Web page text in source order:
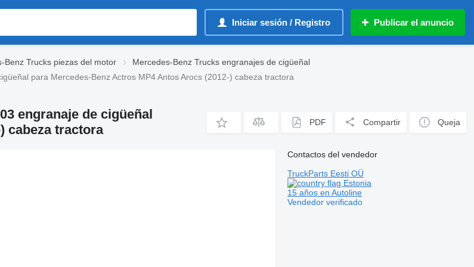
Iniciar sesión / Registro Publicar el anuncio
Benz Trucks piezas del motor
Mercedes-Benz Trucks engranajes de cigüeñal
para Mercedes-Benz Actros MP4 Antos Arocs (2012-) cabeza tractora
engranaje de cigüeñal
cabeza tractora
PDF Compartir Queja
Contactos del vendedor
TruckParts Eesti OÜ
Estonia
15 años en Autoline
Vendedor verificado